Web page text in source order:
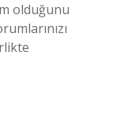
olduğunu